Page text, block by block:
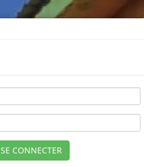
SE CONNECTER